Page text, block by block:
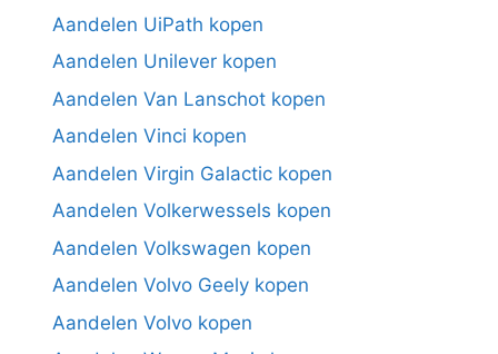
Aandelen UiPath kopen
Aandelen Unilever kopen
Aandelen Van Lanschot kopen
Aandelen Vinci kopen
Aandelen Virgin Galactic kopen
Aandelen Volkerwessels kopen
Aandelen Volkswagen kopen
Aandelen Volvo Geely kopen
Aandelen Volvo kopen